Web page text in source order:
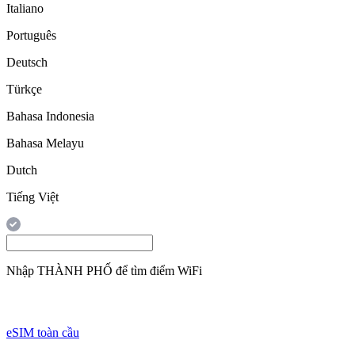
Italiano
Português
Deutsch
Türkçe
Bahasa Indonesia
Bahasa Melayu
Dutch
Tiếng Việt
Nhập THÀNH PHỐ để tìm điểm WiFi
eSIM toàn cầu